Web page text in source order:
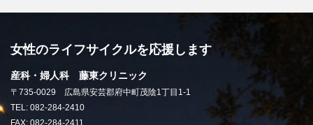
女性のライフサイクルを応援します
産科・婦人科 藤東クリニック
〒735-0029 広島県安芸郡府中町茂陰1丁目1-1
TEL: 082-284-2410